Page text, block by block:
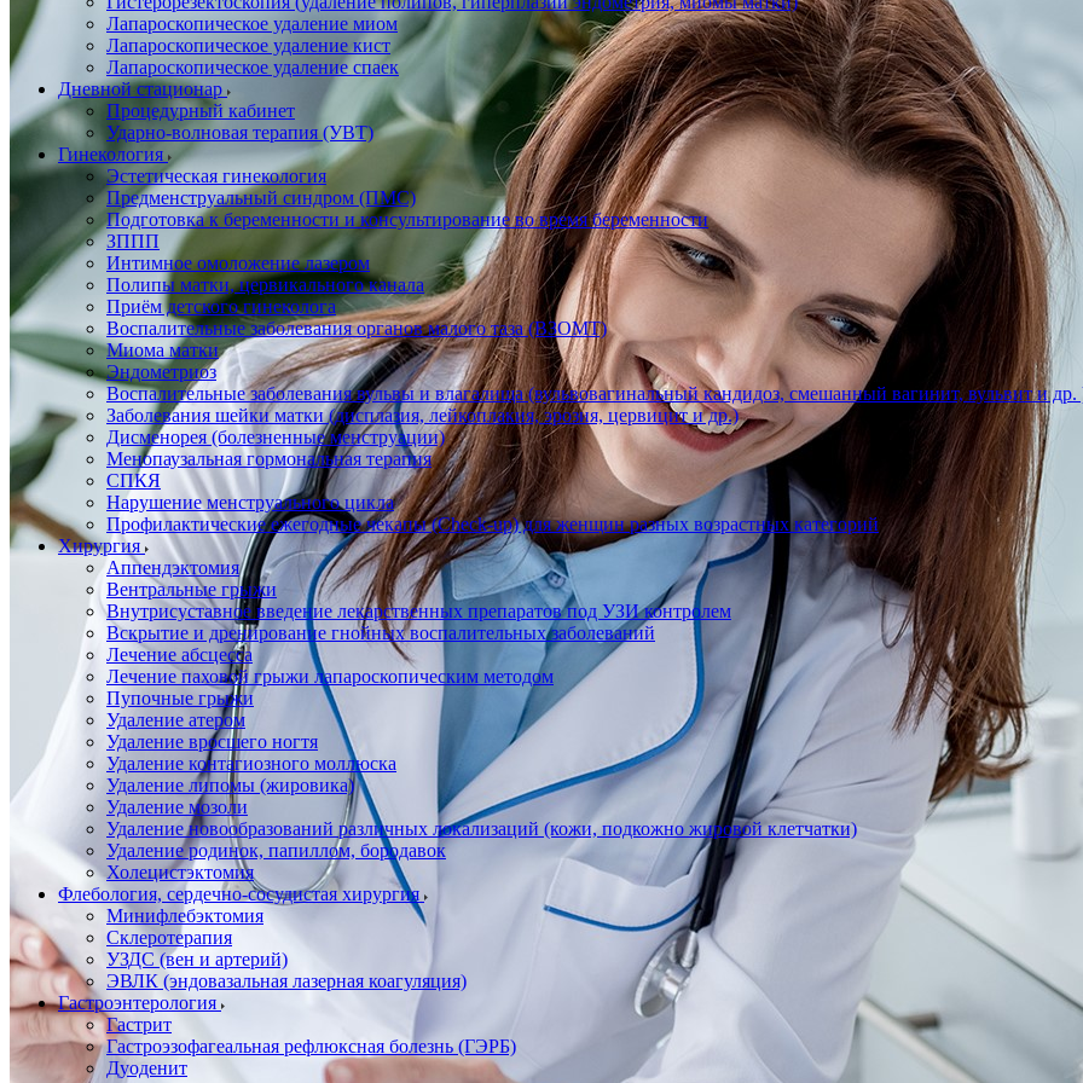
Лапароскопическое удаление миом
Лапароскопическое удаление кист
Лапароскопическое удаление спаек
Дневной стационар
Процедурный кабинет
Ударно-волновая терапия (УВТ)
Гинекология
Эстетическая гинекология
Предменструальный синдром (ПМС)
Подготовка к беременности и консультирование во время беременности
ЗППП
Интимное омоложение лазером
Полипы матки, цервикального канала
Приём детского гинеколога
Воспалительные заболевания органов малого таза (ВЗОМТ)
Миома матки
Эндометриоз
Воспалительные заболевания вульвы и влагалища (вульвовагинальный кандидоз, смешанный вагинит, вульвит и др.
Заболевания шейки матки (дисплазия, лейкоплакия, эрозия, цервицит и др.)
Дисменорея (болезненные менструации)
Менопаузальная гормональная терапия
СПКЯ
Нарушение менструального цикла
Профилактические ежегодные чекапы (Check-up) для женщин разных возрастных категорий
Хирургия
Аппендэктомия
Вентральные грыжи
Внутрисуставное введение лекарственных препаратов под УЗИ контролем
Вскрытие и дренирование гнойных воспалительных заболеваний
Лечение абсцесса
Лечение паховой грыжи лапароскопическим методом
Пупочные грыжи
Удаление атером
Удаление вросшего ногтя
Удаление контагиозного моллюска
Удаление липомы (жировика)
Удаление мозоли
Удаление новообразований различных локализаций (кожи, подкожно жировой клетчатки)
Удаление родинок, папиллом, бородавок
Холецистэктомия
Флебология, сердечно-сосудистая хирургия
Минифлебэктомия
Склеротерапия
УЗДС (вен и артерий)
ЭВЛК (эндовазальная лазерная коагуляция)
Гастроэнтерология
Гастрит
Гастроэзофагеальная рефлюксная болезнь (ГЭРБ)
Дуоденит